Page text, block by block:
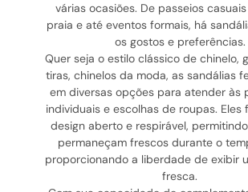
várias ocasiões. De passeios
praia e até eventos formais, há
os gostos e preferências.
Quer seja o estilo clássico de chinelo,
tiras, chinelos da moda, as sandálias
em diversas opções para atender às
individuais e escolhas de roupas. Eles
design aberto e respirável,
permaneçam frescos durante o
proporcionando a liberdade de exibir
fresca.